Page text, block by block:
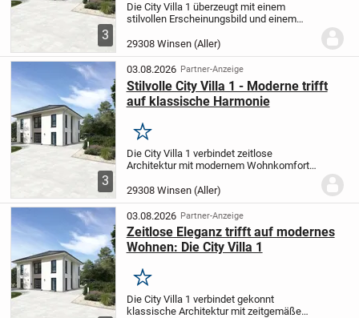
3
Die City Villa 1 überzeugt mit einem
stilvollen Erscheinungsbild und einem
Grundriss. Der großzügige Wohn- und
Essbereich bietet ausreichend Raum für
entspannte...
29308 Winsen (Aller)
3
03.08.2026 Partner-Anzeige
Stilvolle City Villa 1 - Moderne trifft
auf klassische Harmonie
Merken
Die City Villa 1 verbindet zeitlose
Architektur mit modernem Wohnkomfort.
großzügigen Platz für entspannte
Familienabende oder das gesellige
Zusammensein mit...
29308 Winsen (Aller)
03.08.2026 Partner-Anzeige
Zeitlose Eleganz trifft auf modernes
Wohnen: Die City Villa 1
Merken
Die City Villa 1 verbindet gekonnt
klassische Architektur mit zeitgemäßem